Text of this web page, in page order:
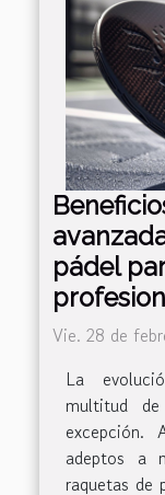
pádel
Vie. 28 de
La
multitud
excepción.
adeptos a
raquetas de